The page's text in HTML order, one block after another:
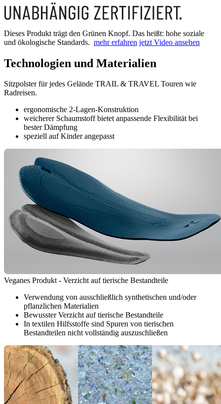
Dieses Produkt trägt den Grünen Knopf. Das heißt: hohe soziale
und ökologische Standards. mehr erfahren jetzt Video ansehen
Technologien und Materialien
Sitzpolster für jedes Gelände TRAIL & TRAVEL Touren wie
Radreisen.
ergonomische 2-Lagen-Konstruktion
weicherer Schaumstoff bietet anpassende Flexibilität bei
bester Dämpfung
speziell auf Kinder angepasst
Veganes Produkt - Verzicht auf tierische Bestandteile
Verwendung von ausschließlich synthetischen und/oder
pflanzlichen Materialien
Bewusster Verzicht auf tierische Bestandteile
In textilen Hilfsstoffe sind Spuren von tierischen
Bestandteilen nicht vollständig auszuschließen